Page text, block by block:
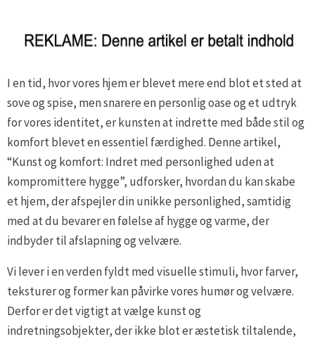
I en tid, hvor vores hjem er blevet mere end blot et sted at
sove og spise, men snarere en personlig oase og et udtryk
for vores identitet, er kunsten at indrette med både stil og
komfort blevet en essentiel færdighed. Denne artikel,
“Kunst og komfort: Indret med personlighed uden at
kompromittere hygge”, udforsker, hvordan du kan skabe
et hjem, der afspejler din unikke personlighed, samtidig
med at du bevarer en følelse af hygge og varme, der
indbyder til afslapning og velvære.
Vi lever i en verden fyldt med visuelle stimuli, hvor farver,
teksturer og former kan påvirke vores humør og velvære.
Derfor er det vigtigt at vælge kunst og
indretningsobjekter, der ikke blot er æstetisk tiltalende,